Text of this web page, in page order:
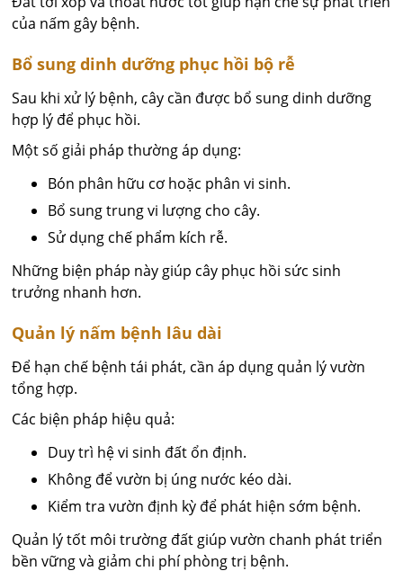
của nấm gây bệnh.
Bổ sung dinh dưỡng phục hồi bộ rễ
Sau khi xử lý bệnh, cây cần được bổ sung dinh dưỡng
hợp lý để phục hồi.
Một số giải pháp thường áp dụng:
Bón phân hữu cơ hoặc phân vi sinh.
Bổ sung trung vi lượng cho cây.
Sử dụng chế phẩm kích rễ.
Những biện pháp này giúp cây phục hồi sức sinh
trưởng nhanh hơn.
Quản lý nấm bệnh lâu dài
Để hạn chế bệnh tái phát, cần áp dụng quản lý vườn
tổng hợp.
Các biện pháp hiệu quả:
Duy trì hệ vi sinh đất ổn định.
Không để vườn bị úng nước kéo dài.
Kiểm tra vườn định kỳ để phát hiện sớm bệnh.
Quản lý tốt môi trường đất giúp vườn chanh phát triển
bền vững và giảm chi phí phòng trị bệnh.